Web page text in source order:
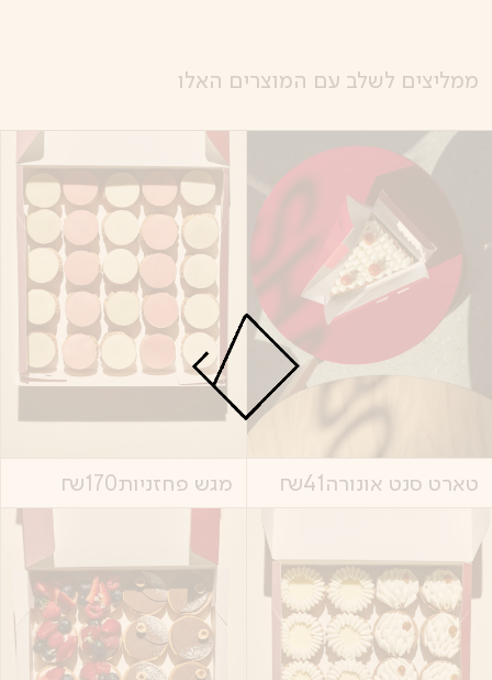
ממליצים לשלב עם המוצרים האלו
טארט סנט אונורה 41
₪ מגש פחזניות170
₪